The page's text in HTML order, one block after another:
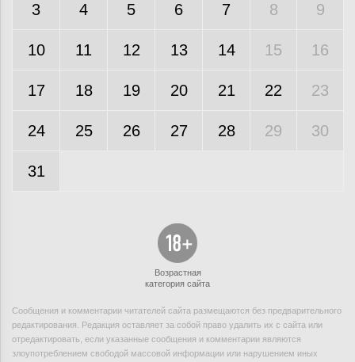
3 4 5 6 7 8 9
10 11 12 13 14 15 16
17 18 19 20 21 22 23
24 25 26 27 28 29 30
31
Возрастная
категория сайта
Сообщения и комментарии читателей сайта размещаются без предварительного
редактирования. Редакция оставляет за собой право удалить их с сайта или
отредактировать, если указанные сообщения и комментарии являются
злоупотреблением свободой массовой информации или нарушением иных